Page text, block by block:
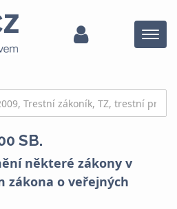
Menu
SB.
některé zákony v
zákona o veřejných